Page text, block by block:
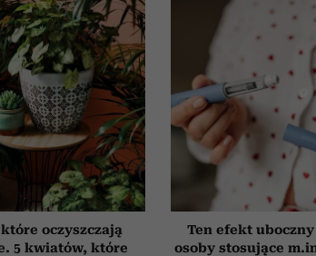
oczyszczają
5 kwiatów, które
Ten efekt
osoby stosujące